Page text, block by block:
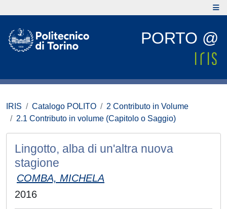
PORTO @
IRIS Catalogo POLITO
2 Contributo in Volume
2.1 Contributo in volume (Capitolo o Saggio)
Lingotto, alba di un'altra nuova
stagione
COMBA, MICHELA
2016